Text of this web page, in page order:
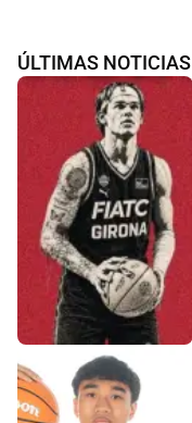
ÚLTIMAS NOTICIAS